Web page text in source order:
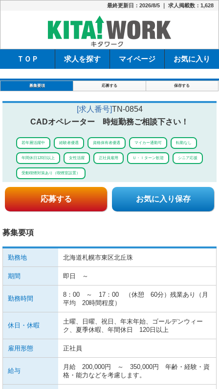
最終更新日：2026/8/5 ｜ 求人掲載数：1,628
ＴＯＰ 求人を探す マイページ お気に入り
募集要項 応募する 保存する
[求人番号]TN-0854
CADオペレーター 時短勤務ご相談下さい！
若年層活躍中 経験者優遇 資格保有者優遇 マイカー通勤可 転勤なし
年間休日120日以上 女性活躍 正社員雇用 Ｕ・Ｉターン歓迎 シニア応援
受動喫煙対策あり（喫煙室設置）
応募する お気に入り保存
募集要項
勤務地 北海道札幌市東区北丘珠
期間 即日 ～
勤務時間
8：00 ～ 17：00 （休憩 60分）残業あり（月
平均 20時間程度）
休日・休暇
土曜、日曜、祝日、年末年始、ゴールデンウィー
ク、夏季休暇、年間休日 120日以上
雇用形態 正社員
給与
月給 200,000円 ～ 350,000円 年齢・経験・資
格・能力などを考慮します。